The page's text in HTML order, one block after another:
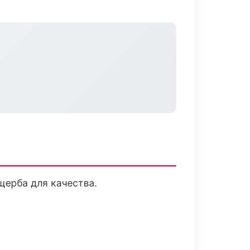
для качества.